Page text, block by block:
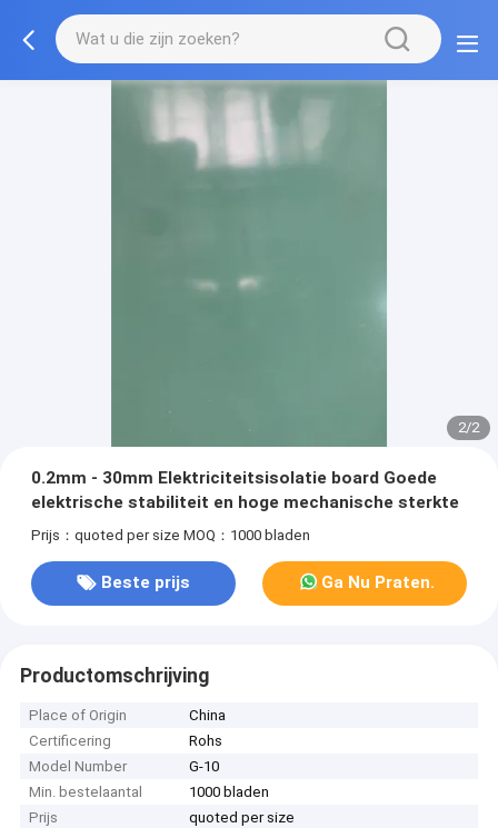
2/2
0.2mm - 30mm Elektriciteitsisolatie board Goede
elektrische stabiliteit en hoge mechanische sterkte
Prijs：quoted per size MOQ：1000 bladen
Beste prijs Ga Nu Praten.
Productomschrijving
Place of Origin
China
Certificering
Rohs
Model Number
G-10
Min. bestelaantal
1000 bladen
Prijs
quoted per size